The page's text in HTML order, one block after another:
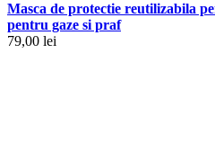
Masca de protectie reutilizabila
pentru gaze si praf
79,00 lei